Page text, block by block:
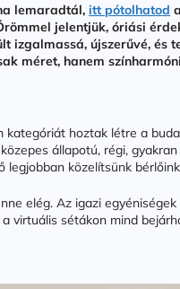
lemaradtál,itt pótolhatod
jelentjük, óriási
újszerűvé, és
méret, hanem
hoztak létre a
állapotú, régi,
közelítsünk
elég. Az igazi
virtuális sétákon mind